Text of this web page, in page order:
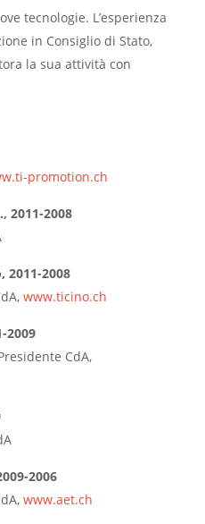
tecnologie. L’esperienza
in Consiglio di Stato,
la sua attività con
promotion.ch
2011-2008
2011-2008
www.ticino.ch
2009
CdA,
2006
www.aet.ch